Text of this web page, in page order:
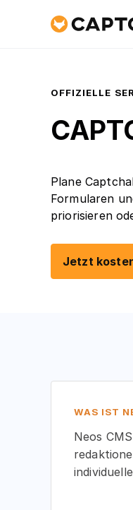
OFFIZIELLE
Plane
Formularen
priorisieren
Jetzt
WAS IST
Neos